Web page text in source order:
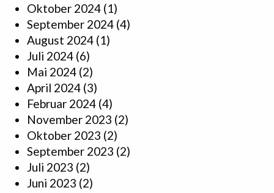
Oktober 2024 (1)
September 2024 (4)
August 2024 (1)
Juli 2024 (6)
Mai 2024 (2)
April 2024 (3)
Februar 2024 (4)
November 2023 (2)
Oktober 2023 (2)
September 2023 (2)
Juli 2023 (2)
Juni 2023 (2)